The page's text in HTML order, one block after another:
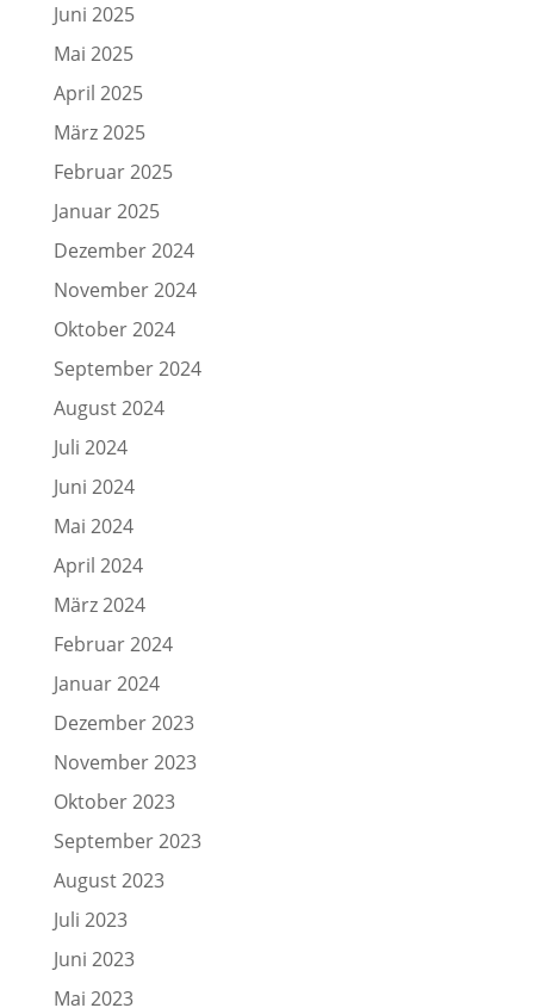
Juni 2025
Mai 2025
April 2025
März 2025
Februar 2025
Januar 2025
Dezember 2024
November 2024
Oktober 2024
September 2024
August 2024
Juli 2024
Juni 2024
Mai 2024
April 2024
März 2024
Februar 2024
Januar 2024
Dezember 2023
November 2023
Oktober 2023
September 2023
August 2023
Juli 2023
Juni 2023
Mai 2023